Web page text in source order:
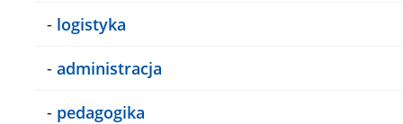
- logistyka
- administracja
- pedagogika